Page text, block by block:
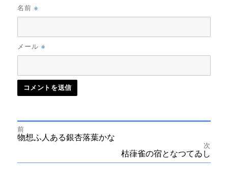
名前※
メール※
投
前
前
の
稿:
物想ふ人ある銀杏落葉かな
次
の
枯葎雀の宿となつてゐし